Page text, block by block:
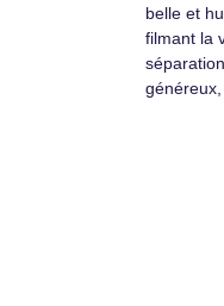
belle et
filmant la